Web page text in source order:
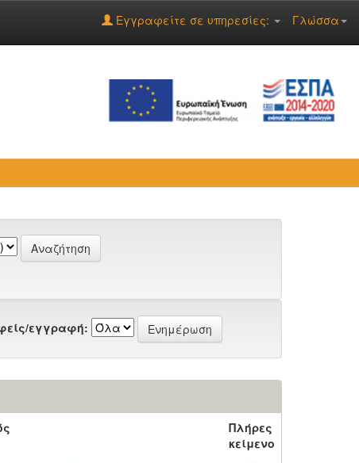
Γλώσσα
Εγγραφείτε σε υπηρεσίες:
εγγραφή:
Πλήρες
κείμενο